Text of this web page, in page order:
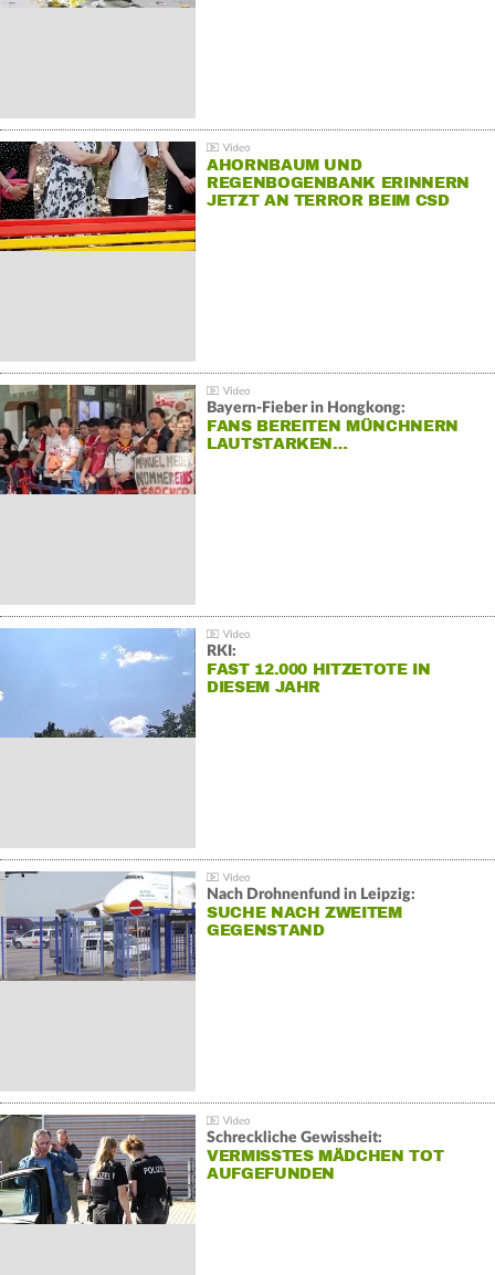
AHORNBAUM UND
REGENBOGENBANK ERINNERN
JETZT AN TERROR BEIM CSD
Bayern-Fieber in Hongkong:
FANS BEREITEN MÜNCHNERN
LAUTSTARKEN…
RKI:
FAST 12.000 HITZETOTE IN
DIESEM JAHR
Nach Drohnenfund in Leipzig:
SUCHE NACH ZWEITEM
GEGENSTAND
Schreckliche Gewissheit:
VERMISSTES MÄDCHEN TOT
AUFGEFUNDEN